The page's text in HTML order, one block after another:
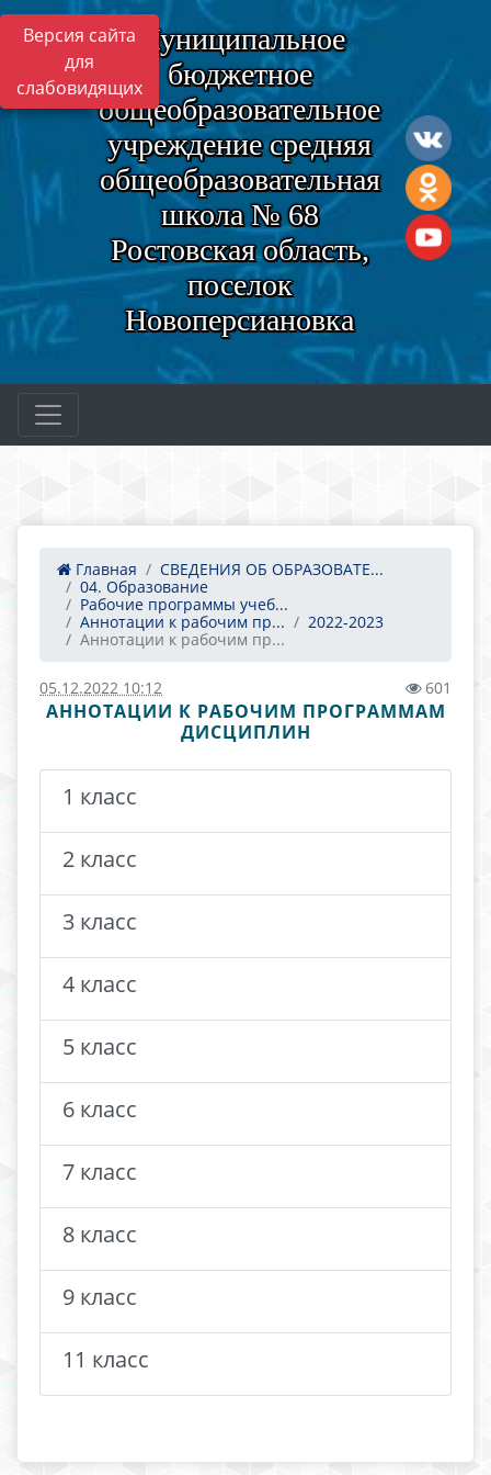
Версия сайта
для
слабовидящих
Муниципальное
бюджетное
общеобразовательное
учреждение средняя
общеобразовательная
школа № 68
Ростовская область,
поселок
Новоперсиановка
Главная
СВЕДЕНИЯ ОБ ОБРАЗОВАТЕ...
04. Образование
Рабочие программы учеб...
Аннотации к рабочим пр...
2022-2023
Аннотации к рабочим пр...
05.12.2022 10:12 601
АННОТАЦИИ К РАБОЧИМ ПРОГРАММАМ
ДИСЦИПЛИН
1 класс
2 класс
3 класс
4 класс
5 класс
6 класс
7 класс
8 класс
9 класс
11 класс